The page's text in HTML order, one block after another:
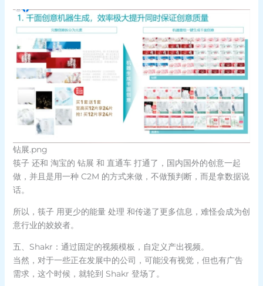
钻展.png
筷子 还和 淘宝的 钻展 和 直通车 打通了，国内国外的创意一起
做，并且是用一种 C2M 的方式来做，不做预判断，而是拿数据说
话。
所以，筷子 用更少的能量 处理 和传递了更多信息，难怪会成为创
意行业的姣姣者。
五、Shakr：通过固定的视频模板，自定义产出视频。
当然，对于一些正在发展中的公司，可能没有视觉，但也有广告
需求，这个时候，就轮到 Shakr 登场了。